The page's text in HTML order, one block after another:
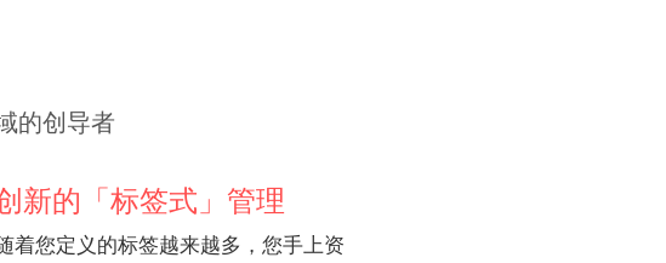
的创导者
新的「标签式」管理
着您定义的标签越来越多，您手上资